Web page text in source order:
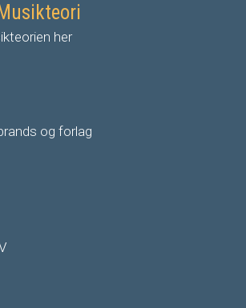
her
og forlag